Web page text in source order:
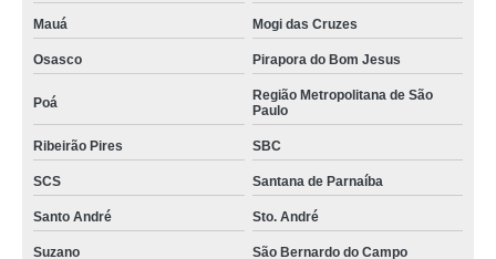
Mauá Mogi das Cruzes
Osasco Pirapora do Bom Jesus
Poá
Região Metropolitana de São
Paulo
Ribeirão Pires SBC
SCS Santana de Parnaíba
Santo André Sto. André
Suzano São Bernardo do Campo